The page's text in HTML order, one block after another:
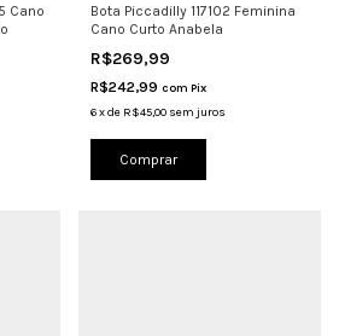
Cano
Bota Piccadilly 117102 Feminina
Cano Curto Anabela
R$269,99
R$242,99 com Pix
6 xde R$45,00 sem juros
Comprar